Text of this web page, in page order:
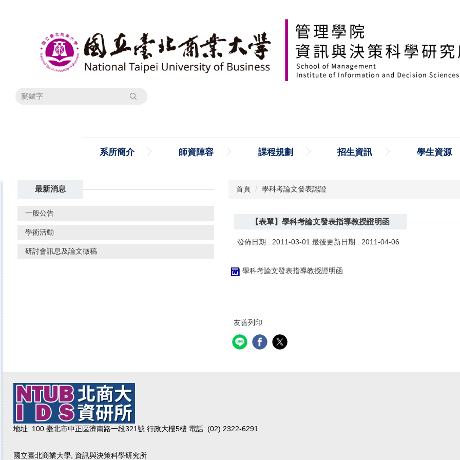
搜尋
系所簡介 師資陣容 課程規劃 招生資訊 學生資源
最新消息
一般公告
學術活動
研討會訊息及論文徵稿
首頁 學科考論文發表認證
【表單】學科考論文發表指導教授證明函
發佈日期 : 2011-03-01 最後更新日期 : 2011-04-06
學科考論文發表指導教授證明函
友善列印
地址: 100 臺北市中正區濟南路一段321號 行政大樓5樓 電話: (02) 2322-6291
國立臺北商業大學, 資訊與決策科學研究所